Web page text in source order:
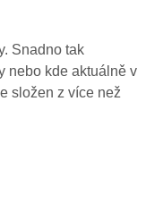
Snadno tak
nebo kde aktuálně v
složen z více než